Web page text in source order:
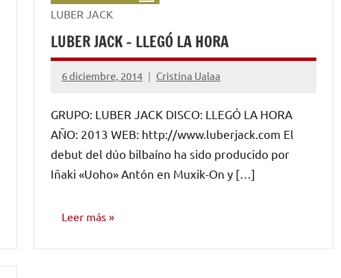
LUBER JACK
LUBER JACK – LLEGÓ LA HORA
6 diciembre, 2014 Cristina Ualaa
No
comentarios
GRUPO: LUBER JACK DISCO: LLEGÓ LA HORA
AÑO: 2013 WEB: http://www.luberjack.com El
debut del dúo bilbaíno ha sido producido por
Iñaki «Uoho» Antón en Muxik-On y […]
Leer más